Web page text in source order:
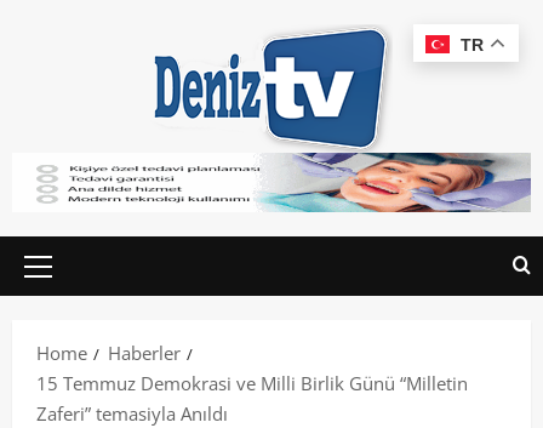
Home
Haberler
15 Temmuz Demokrasi ve Milli Birlik Günü “Milletin
Zaferi” temasiyla Anıldı
TR